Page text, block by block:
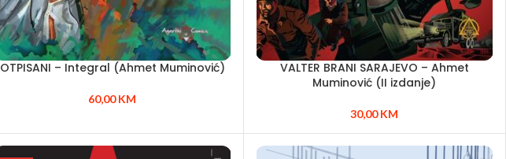
OTPISANI – Integral (Ahmet Muminović)
60,00KM
VALTER BRANI SARAJEVO – Ahmet
Muminović (II izdanje)
30,00KM